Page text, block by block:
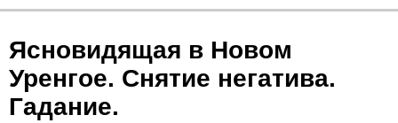
Ясновидящая в Новом
Уренгое. Снятие негатива.
Гадание.